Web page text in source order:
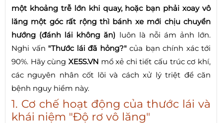
một khoảng trễ lớn khi quay, hoặc bạn phải xoay vô
lăng một góc rất rộng thì bánh xe mới chịu chuyển
hướng (đánh lái không ăn) luôn là nỗi ám ảnh lớn.
Nghi vấn "Thước lái đã hỏng?"của bạn chính xác tới
90%. Hãy cùng XE5S.VNmổ xẻ chi tiết cấu trúc cơ khí,
các nguyên nhân cốt lõi và cách xử lý triệt để căn
bệnh nguy hiểm này.
1. Cơ chế hoạt động của thước lái và
khái niệm "Độ rơ vô lăng"